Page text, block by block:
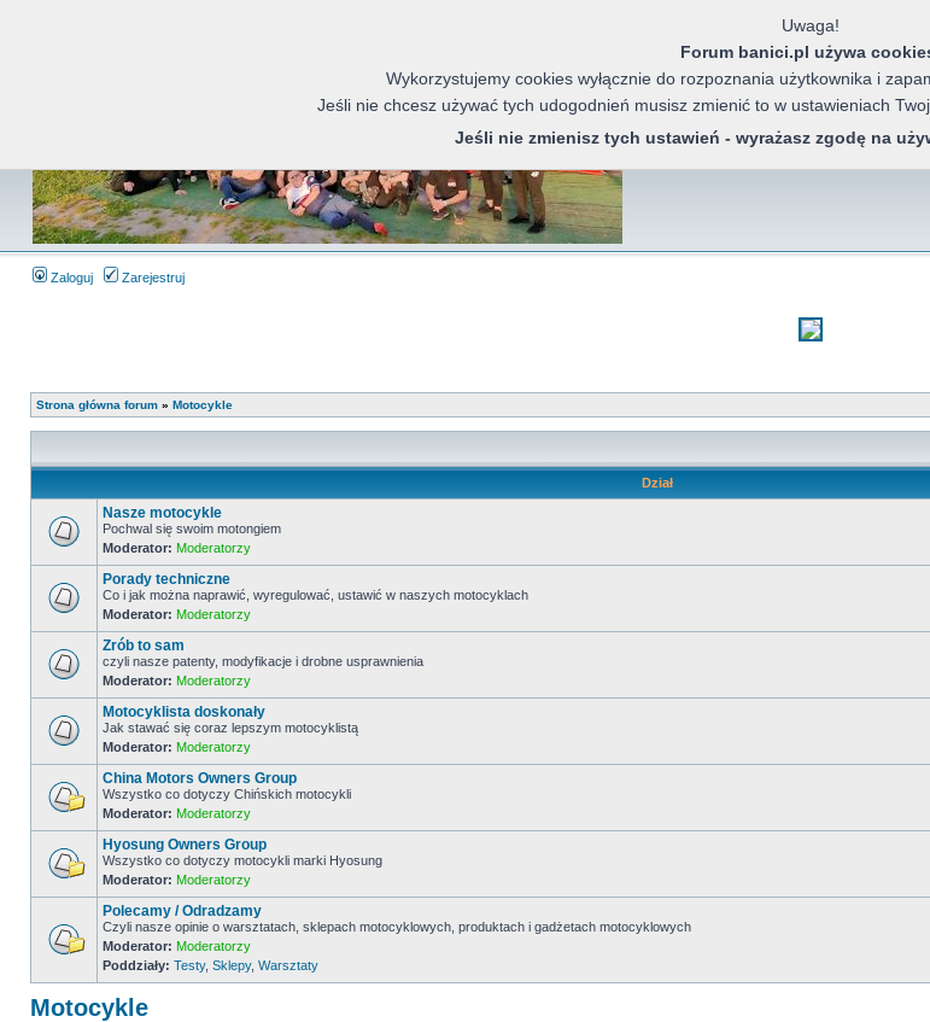
Forum
Zaloguj Zarejestruj
Strona główna forum » Motocykle
Dział
Nasze motocykle
Pochwal się swoim motongiem
Moderator: Moderatorzy
Porady techniczne
Co i jak można naprawić, wyregulować, ustawić w naszych motocyklach
Moderator: Moderatorzy
Zrób to sam
czyli nasze patenty, modyfikacje i drobne usprawnienia
Moderator: Moderatorzy
Motocyklista doskonały
Jak stawać się coraz lepszym motocyklistą
Moderator: Moderatorzy
China Motors Owners Group
Wszystko co dotyczy Chińskich motocykli
Moderator: Moderatorzy
Hyosung Owners Group
Wszystko co dotyczy motocykli marki Hyosung
Moderator: Moderatorzy
Polecamy / Odradzamy
Czyli nasze opinie o warsztatach, sklepach motocyklowych, produktach i gadżetach motocyklowych
Moderator: Moderatorzy
Poddziały: Testy, Sklepy, Warsztaty
Motocykle
Uwaga!
Forum banici.pl używa
Wykorzystujemy cookies wyłącznie do rozpoznania użytkownika i
Jeśli nie chcesz używać tych udogodnień musisz zmienić to w ustawieniach
Jeśli nie zmienisz tych ustawień - wyrażasz zgodę na